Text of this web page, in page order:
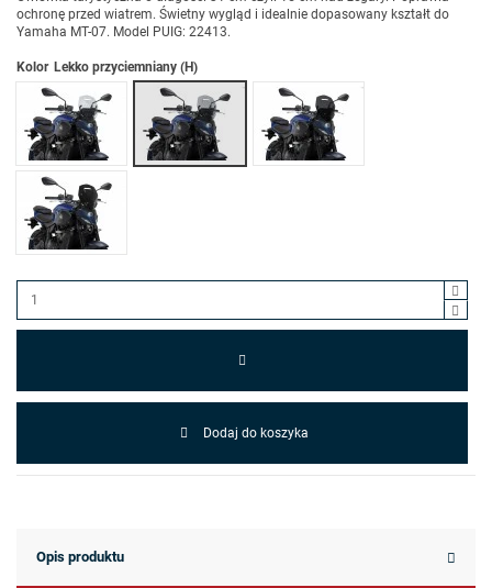
ochronę przed wiatrem. Świetny wygląd i idealnie dopasowany kształt do
Yamaha MT-07. Model PUIG: 22413.
Kolor
Przezroczysty (W)
Lekko przyciemniany (H)Mocno przyciemniany (F)
Czarny (N)
Dodaj do koszyka
Opis produktu